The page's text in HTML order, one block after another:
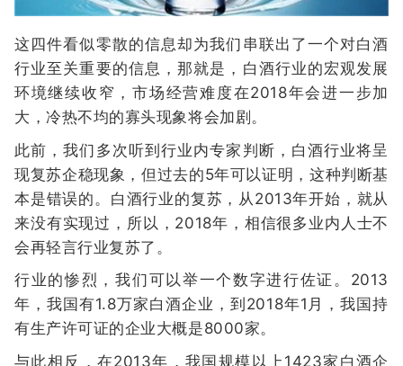
这四件看似零散的信息却为我们串联出了一个对白酒
行业至关重要的信息，那就是，白酒行业的宏观发展
环境继续收窄，市场经营难度在2018年会进一步加
大，冷热不均的寡头现象将会加剧。
此前，我们多次听到行业内专家判断，白酒行业将呈
现复苏企稳现象，但过去的5年可以证明，这种判断基
本是错误的。白酒行业的复苏，从2013年开始，就从
来没有实现过，所以，2018年，相信很多业内人士不
会再轻言行业复苏了。
行业的惨烈，我们可以举一个数字进行佐证。2013
年，我国有1.8万家白酒企业，到2018年1月，我国持
有生产许可证的企业大概是8000家。
与此相反，在2013年，我国规模以上1423家白酒企